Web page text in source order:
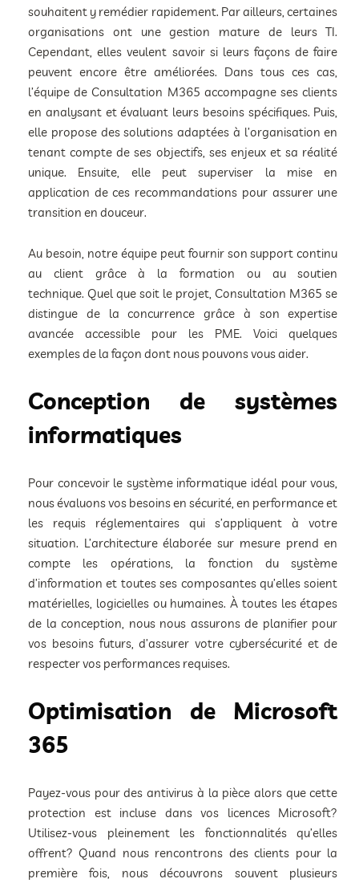
souhaitent y remédier rapidement. Par ailleurs, certaines
organisations ont une gestion mature de leurs TI.
Cependant, elles veulent savoir si leurs façons de faire
peuvent encore être améliorées. Dans tous ces cas,
l’équipe de Consultation M365 accompagne ses clients
en analysant et évaluant leurs besoins spécifiques. Puis,
elle propose des solutions adaptées à l’organisation en
tenant compte de ses objectifs, ses enjeux et sa réalité
unique. Ensuite, elle peut superviser la mise en
application de ces recommandations pour assurer une
transition en douceur.
Au besoin, notre équipe peut fournir son support continu
au client grâce à la formation ou au soutien
technique. Quel que soit le projet, Consultation M365 se
distingue de la concurrence grâce à son expertise
avancée accessible pour les PME. Voici quelques
exemples de la façon dont nous pouvons vous aider.
Conception de systèmes
informatiques
Pour concevoir le système informatique idéal pour vous,
nous évaluons vos besoins en sécurité, en performance et
les requis réglementaires qui s’appliquent à votre
situation. L’architecture élaborée sur mesure prend en
compte les opérations, la fonction du système
d’information et toutes ses composantes qu’elles soient
matérielles, logicielles ou humaines. À toutes les étapes
de la conception, nous nous assurons de planifier pour
vos besoins futurs, d’assurer votre cybersécurité et de
respecter vos performances requises.
Optimisation de Microsoft
365
Payez-vous pour des antivirus à la pièce alors que cette
protection est incluse dans vos licences Microsoft?
Utilisez-vous pleinement les fonctionnalités qu’elles
offrent? Quand nous rencontrons des clients pour la
première fois, nous découvrons souvent plusieurs